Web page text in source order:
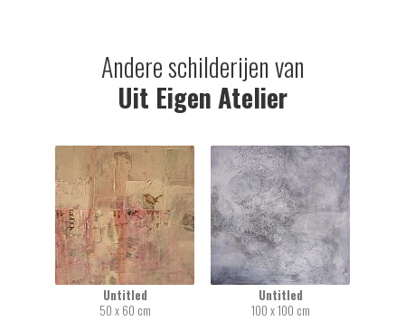
Andere schilderijen van
Uit Eigen Atelier
Untitled
50 x 60 cm
Untitled
100 x 100 cm